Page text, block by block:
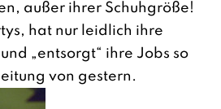
außer ihrer Schuhgröße!
hat nur leidlich ihre
„entsorgt“ ihre Jobs so
von gestern.